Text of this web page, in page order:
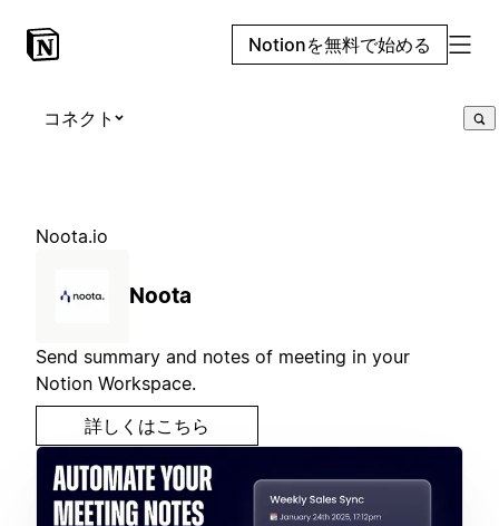
Notionを無料で始める
コネクト
Noota.io
Noota
Send summary and notes of meeting in your
Notion Workspace.
詳しくはこちら